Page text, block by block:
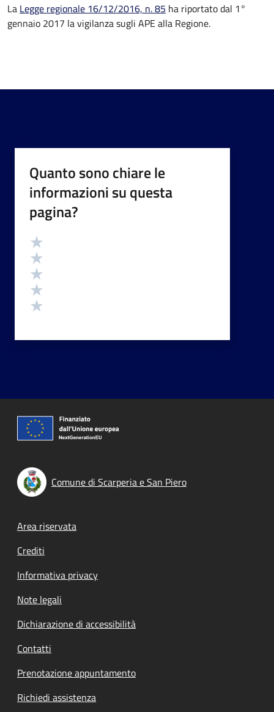
La Legge regionale 16/12/2016, n. 85 ha riportato dal 1°
gennaio 2017 la vigilanza sugli APE alla Regione.
Quanto sono chiare le
informazioni su questa
pagina?
Valutazione
Comune di Scarperia e San Piero
Footer menu
Area riservata
Crediti
Informativa privacy
Note legali
Dichiarazione di accessibilità
Contatti
Prenotazione appuntamento
Richiedi assistenza